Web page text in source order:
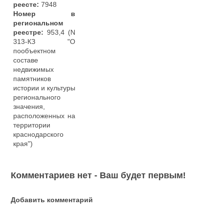
реесте:7948
Номер в
региональном
реестре:953,4 (N
313-КЗ "О
пообъектном
составе
недвижимых
памятников
истории и культуры
регионального
значения,
расположенных на
территории
краснодарского
края")
Комментариев нет - Ваш будет первым!
Добавить комментарий